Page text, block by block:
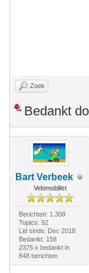
Zoek
Bedankt
Bart Verbeek
Velomobilist
Berichten: 1.308
Topics: 92
Lid sinds: Dec 2018
Bedankt: 158
2375 x bedankt in
848 berichten